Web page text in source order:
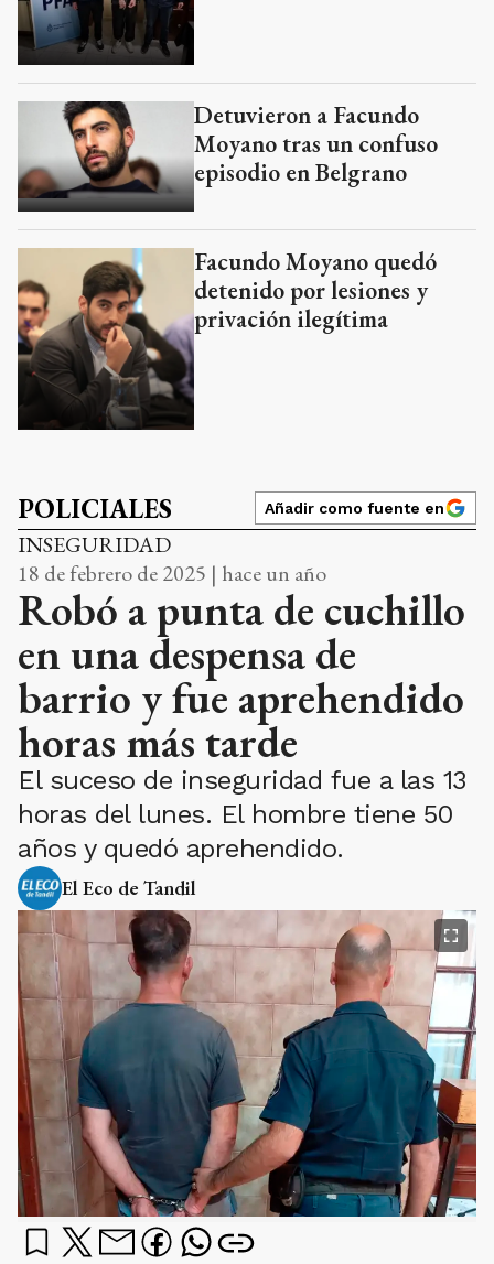
Detuvieron a Facundo
Moyano tras un confuso
episodio en Belgrano
Facundo Moyano quedó
detenido por lesiones y
privación ilegítima
POLICIALES Añadir como fuente en
INSEGURIDAD
18 de febrero de 2025 | hace un año
Robó a punta de cuchillo
en una despensa de
barrio y fue aprehendido
horas más tarde
El suceso de inseguridad fue a las 13
horas del lunes. El hombre tiene 50
años y quedó aprehendido.
El Eco de Tandil